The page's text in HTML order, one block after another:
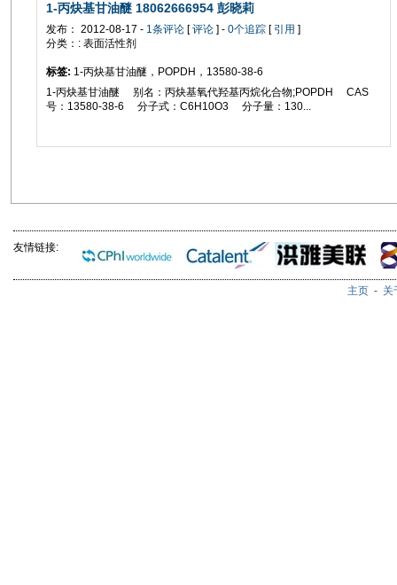
1-丙炔基甘油醚 18062666954 彭晓莉
发布： 2012-08-17 - 1条评论 [评论 ] - 0个追踪 [ 引用 ]
分类：: 表面活性剂
标签: 1-丙炔基甘油醚，POPDH，13580-38-6
1-丙炔基甘油醚 别名：丙炔基氧代羟基丙烷化合物;POPDH CAS
号：13580-38-6 分子式：C6H10O3 分子量：130...
友情链接:
主页 - 关